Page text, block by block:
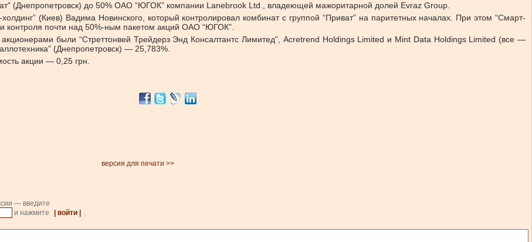
(Днепропетровск) до 50% ОАО “ЮГОК” компании Lanebrook Ltd., владеющей мажоритарной долей Evraz Group.
(Киев) Вадима Новинского, который контролировал комбинат с группой “Приват” на паритетных началах. При этом “Смарт-
контроля почти над 50%-ным пакетом акций ОАО “ЮГОК”.
были “Стреттонвей Трейдерз Энд Консалтантс Лимитед”, Acretrend Holdings Limited и Mint Data Holdings Limited (все —
(Днепропетровск) — 25,783%.
акции — 0,25 грн.
версия для печати >>
— введите
и нажмите | войти |
.